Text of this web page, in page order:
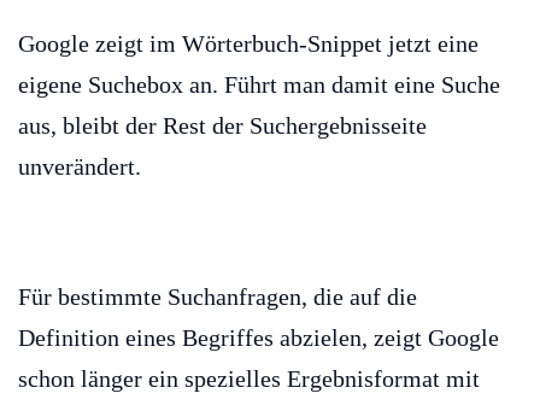
Google zeigt im Wörterbuch-Snippet jetzt eine
eigene Suchebox an. Führt man damit eine Suche
aus, bleibt der Rest der Suchergebnisseite
unverändert.
Für bestimmte Suchanfragen, die auf die
Definition eines Begriffes abzielen, zeigt Google
schon länger ein spezielles Ergebnisformat mit